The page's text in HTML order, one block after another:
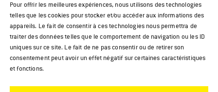
Pour offrir les meilleures expériences, nous utilisons des technologies
telles que les cookies pour stocker et/ou accéder aux informations des
appareils. Le fait de consentir à ces technologies nous permettra de
traiter des données telles que le comportement de navigation ou les ID
uniques sur ce site. Le fait de ne pas consentir ou de retirer son
consentement peut avoir un effet négatif sur certaines caractéristiques
et fonctions.